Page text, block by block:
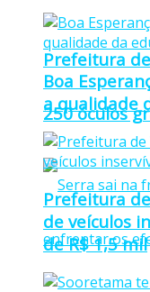
Prefeitura
250 óculos
Boa
a qualidade
Prefeitura
de veículos
de R$ 1,5 mil